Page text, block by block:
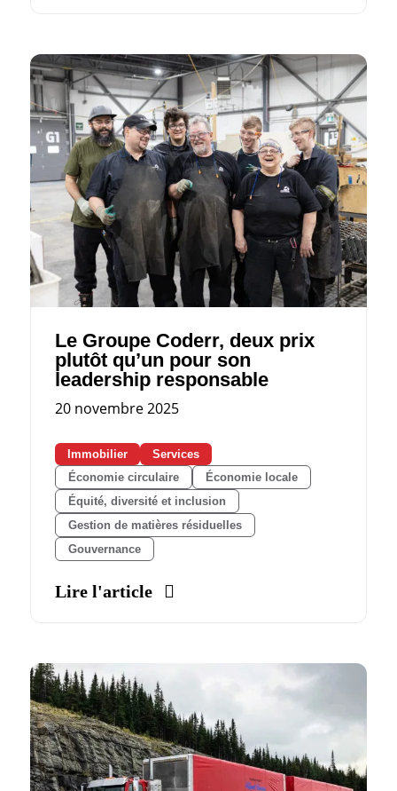
Le Groupe Coderr, deux prix
plutôt qu’un pour son
leadership responsable
20 novembre 2025
Immobilier
Services
Économie circulaire
Économie locale
Équité, diversité et inclusion
Gestion de matières résiduelles
Gouvernance
Lire l'article